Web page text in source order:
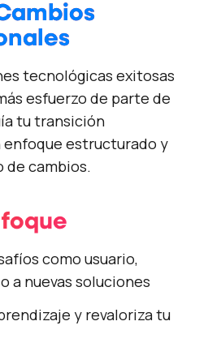
tecnológicas exitosas
esfuerzo de parte de
tu transición
estructurado y
de cambios.
como usuario,
a nuevas soluciones
y revaloriza tu